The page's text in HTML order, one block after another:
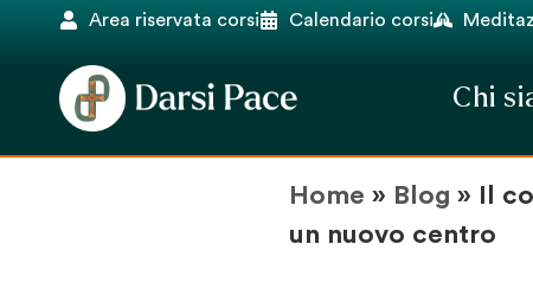
Area riservata corsi Calendario corsi
Chi
Home » Blog »
Il
un nuovo centro